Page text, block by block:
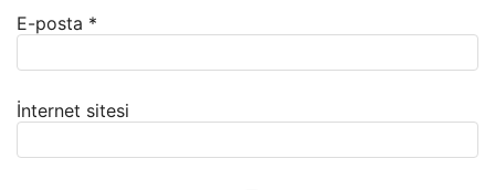
E-posta *
İnternet sitesi